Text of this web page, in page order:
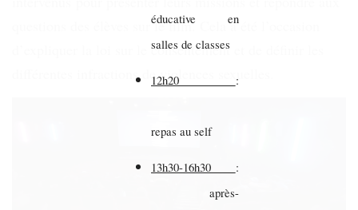
éducative en
salles de classes
12h20 :
repas au self
13h30-16h30 :
après-
questions des élèves sur le film. Cela a été l’occasion
d’expliquer la loi sur le consentement et de définir les
différentes infractions de violences sexuelles.